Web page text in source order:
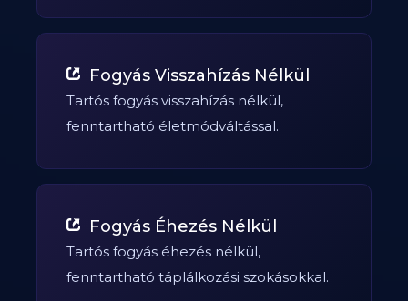
Fogyás Visszahízás Nélkül
Tartós fogyás visszahízás nélkül,
fenntartható életmódváltással.
Fogyás Éhezés Nélkül
Tartós fogyás éhezés nélkül,
fenntartható táplálkozási szokásokkal.